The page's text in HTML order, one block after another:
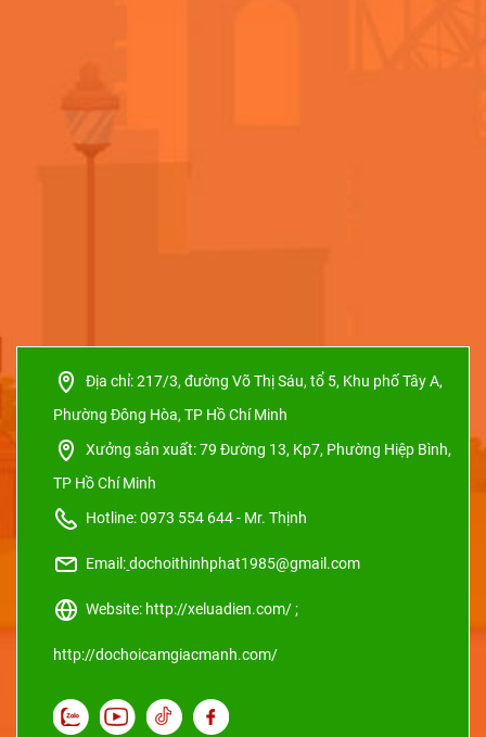
Địa chỉ:217/3, đường Võ Thị Sáu, tổ 5, Khu phố Tây A,
Phường Đông Hòa, TP Hồ Chí Minh
Xưởng sản xuất:79 Đường 13, Kp7, Phường Hiệp Bình,
TP Hồ Chí Minh
Hotline: 0973 554 644 - Mr. Thịnh
Email: dochoithinhphat1985@gmail.com
Website: http://xeluadien.com/ ;
http://dochoicamgiacmanh.com/